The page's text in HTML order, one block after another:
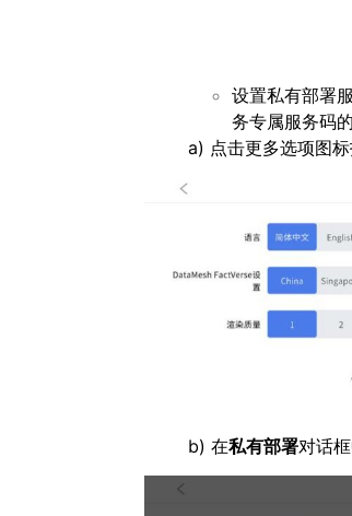
设置私有部署
务专属服务码
a) 点击更多选项图
b) 在私有部署对话